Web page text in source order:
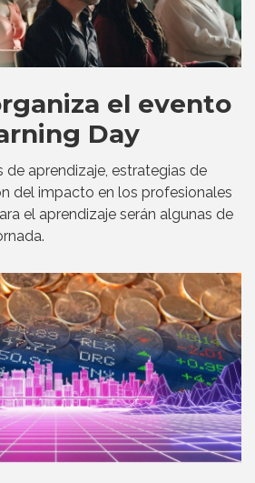
el evento
Day
de aprendizaje, estrategias de
del impacto en los profesionales
el aprendizaje serán algunas de